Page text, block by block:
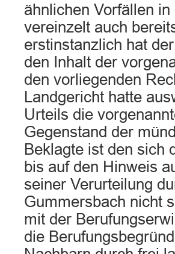
ähnlichen Vorfällen
vereinzelt auch
erstinstanzlich hat
den Inhalt der
den vorliegenden
Landgericht hatte
Urteils die
Gegenstand der
Beklagte ist den sich
bis auf den Hinweis
seiner Verurteilung
Gummersbach nicht
mit der
die